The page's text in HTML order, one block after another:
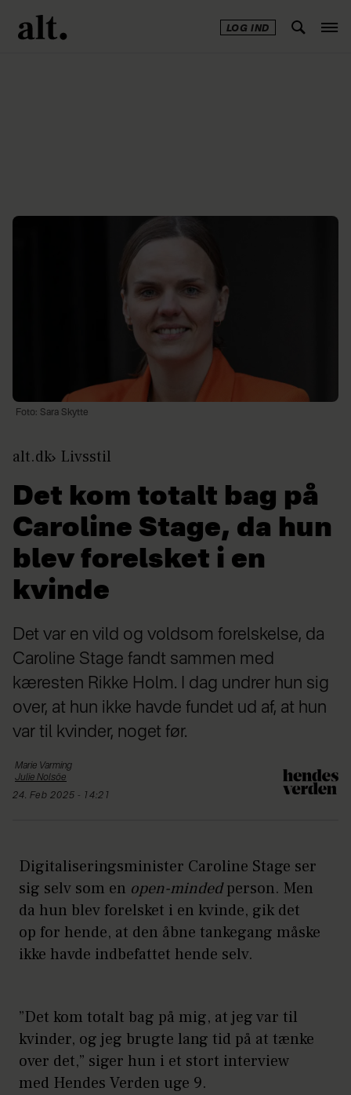
LOG IND
Foto: Sara Skytte
alt.dk Livsstil
Det kom totalt bag på
Caroline Stage, da hun
blev forelsket i en
kvinde
Det var en vild og voldsom forelskelse, da
Caroline Stage fandt sammen med
kæresten Rikke Holm. I dag undrer hun sig
over, at hun ikke havde fundet ud af, at hun
var til kvinder, noget før.
Marie Varming
Julie Nolsöe
24. Feb 2025 - 14:21
Digitaliseringsminister Caroline Stage ser
sig selv som en open-mindedperson. Men
da hun blev forelsket i en kvinde, gik det
op for hende, at den åbne tankegang måske
ikke havde indbefattet hende selv.
”Det kom totalt bag på mig, at jeg var til
kvinder, og jeg brugte lang tid på at tænke
over det,” siger hun i et stort interview
med Hendes Verden uge 9.